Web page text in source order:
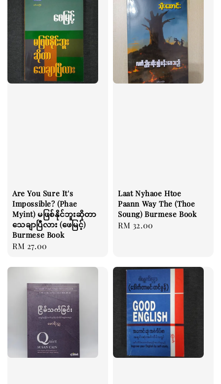
Are You Sure It's
Impossible? (Phae
Myint) မဖြစ်နိုင်ဘူးဆိုတာ
သေချာပြီလား (ဖေမြင့်)
Burmese Book
Regular
RM 27.00
Laat Nyhaoe Htoe
Paann Way The (Thoe
Soung) Burmese Book
Regular
RM 32.00